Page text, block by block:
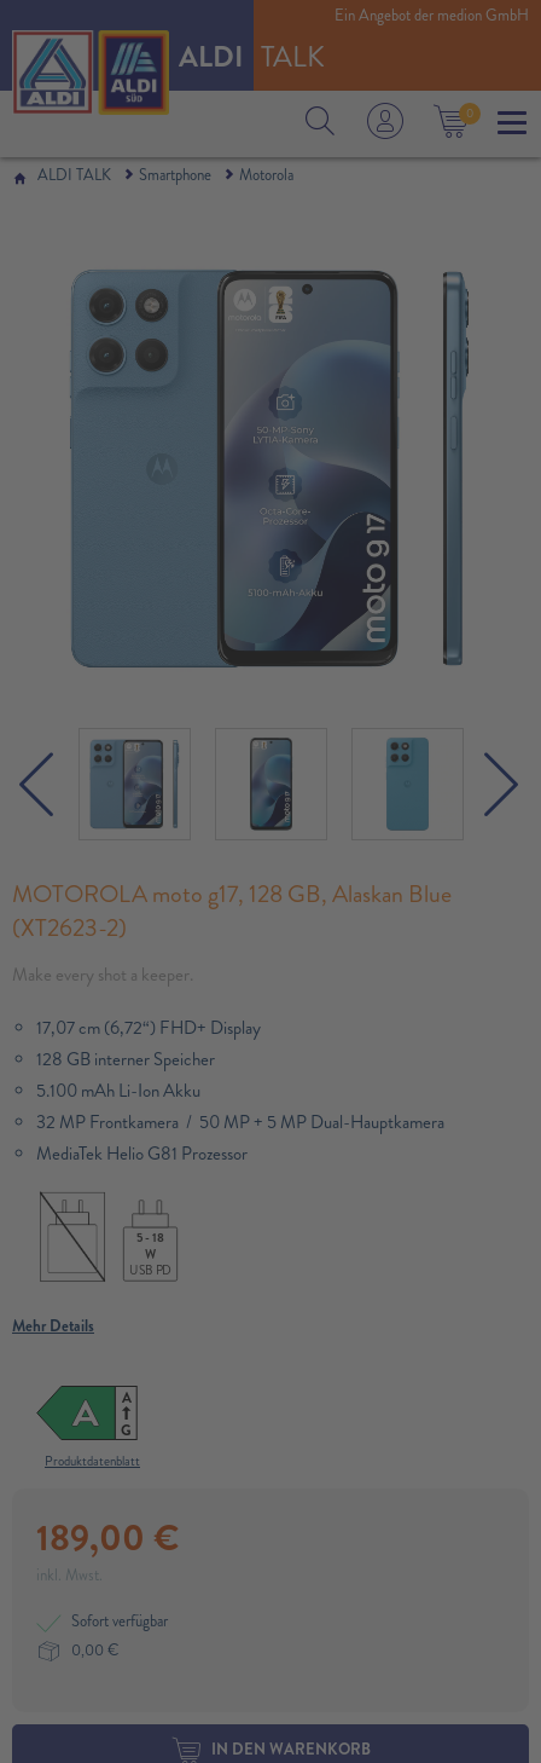
ALDI TALK
0
Ein Angebot der medion GmbH
ALDI TALK Smartphone Motorola
MOTOROLA moto g17, 128 GB, Alaskan Blue
(XT2623-2)
Make every shot a keeper.
17,07 cm (6,72“) FHD+ Display
128 GB interner Speicher
5.100 mAh Li-Ion Akku
32 MP Frontkamera / 50 MP + 5 MP Dual-Hauptkamera
MediaTek Helio G81 Prozessor
5 - 18
W
USB PD
Mehr Details
A
G
A
Produktdatenblatt
189,00 €
inkl. Mwst.
Sofort verfügbar
0,00 €
IN DEN WARENKORB